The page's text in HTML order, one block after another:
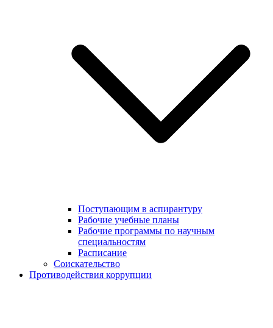
Поступающим в аспирантуру
Рабочие учебные планы
Рабочие программы по научным
специальностям
Расписание
Соискательство
Противодействия коррупции